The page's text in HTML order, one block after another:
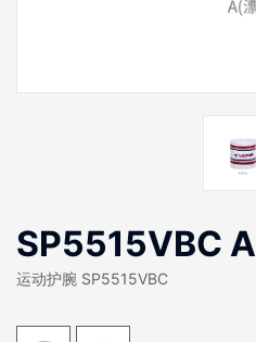
SP5515VBC A
运动护腕 SP5515VBC